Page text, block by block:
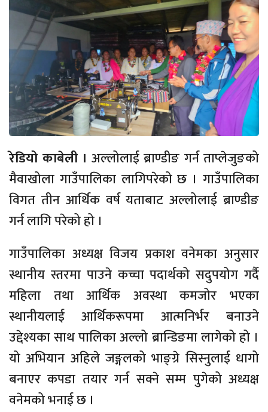
रेडियो काबेली । अल्लोलाई ब्राण्डीङ गर्न ताप्लेजुङको
मैवाखोला गाउँपालिका लागिपरेको छ । गाउँपालिका
विगत तीन आर्थिक वर्ष यताबाट अल्लोलाई ब्राण्डीङ
गर्न लागि परेको हो ।
गाउँपालिका अध्यक्ष विजय प्रकाश वनेमका अनुसार
स्थानीय स्तरमा पाउने कच्चा पदार्थको सदुपयोग गर्दै
महिला तथा आर्थिक अवस्था कमजोर भएका
स्थानीयलाई आर्थिकरूपमा आत्मनिर्भर बनाउने
उद्देश्यका साथ पालिका अल्लो ब्रान्डिङमा लागेको हो ।
यो अभियान अहिले जङ्गलको भाङ्ग्रे सिस्नुलाई धागो
बनाएर कपडा तयार गर्न सक्ने सम्म पुगेको अध्यक्ष
वनेमको भनाई छ ।